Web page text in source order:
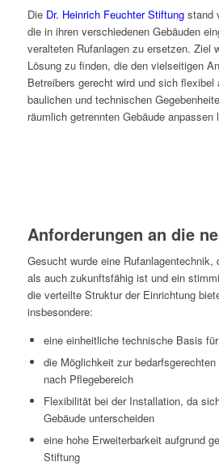
Die Dr. Heinrich Feuchter Stiftungstand
die in ihren verschiedenen Gebäuden
veralteten Rufanlagen zu ersetzen. Ziel
Lösung zu finden, die den vielseitigen
Betreibers gerecht wird und sich
baulichen und technischen
räumlich getrennten Gebäude anpassen
Anforderungen an die
Gesucht wurde eine Rufanlagentechnik,
als auch zukunftsfähig ist und ein
die verteilte Struktur der Einrichtung
insbesondere:
eine einheitliche technische Basis
die Möglichkeit zur
nach Pflegebereich
Flexibilität bei der Installation, da
Gebäude unterscheiden
eine hohe Erweiterbarkeit aufgrund
Stiftung